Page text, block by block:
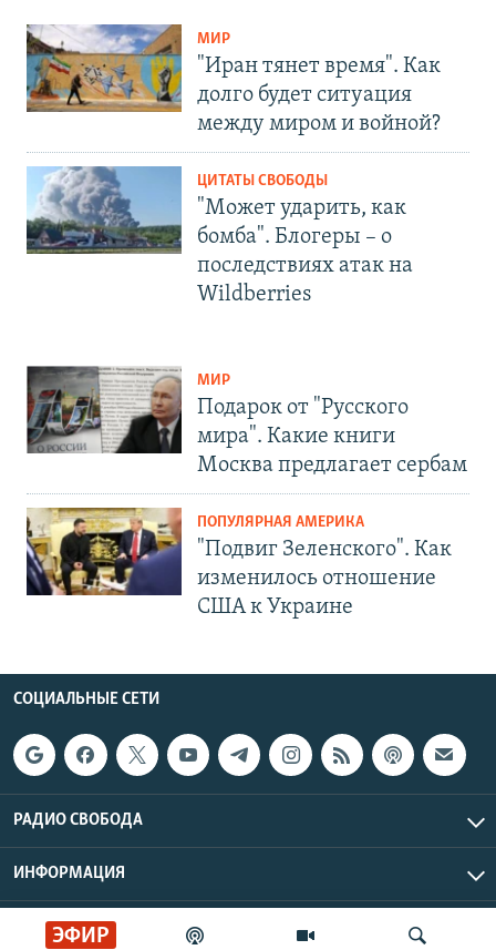
ЭФИР
МИР
"Иран тянет время". Как
долго будет ситуация
между миром и войной?
ЦИТАТЫ СВОБОДЫ
"Может ударить, как
бомба". Блогеры – о
последствиях атак на
Wildberries
МИР
Подарок от "Русского
мира". Какие книги
Москва предлагает сербам
ПОПУЛЯРНАЯ АМЕРИКА
"Подвиг Зеленского". Как
изменилось отношение
США к Украине
СОЦИАЛЬНЫЕ СЕТИ
РАДИО СВОБОДА
ИНФОРМАЦИЯ
Радио Свобода © 2026 RFE/RL, Inc. | Все права защищены.